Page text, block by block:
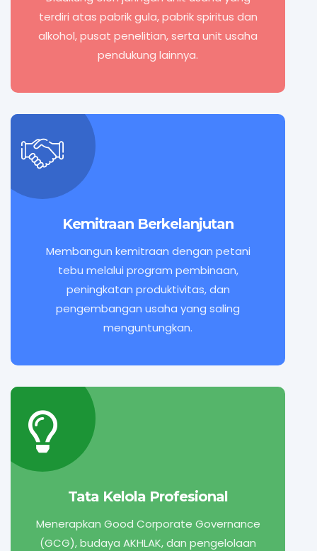
terdiri atas pabrik gula, pabrik spiritus dan
alkohol, pusat penelitian, serta unit usaha
pendukung lainnya.
Kemitraan Berkelanjutan
Membangun kemitraan dengan petani
tebu melalui program pembinaan,
peningkatan produktivitas, dan
pengembangan usaha yang saling
menguntungkan.
Tata Kelola Profesional
Menerapkan Good Corporate Governance
(GCG), budaya AKHLAK, dan pengelolaan